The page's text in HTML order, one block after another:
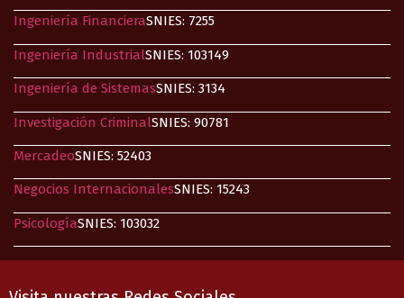
Ingeniería FinancieraSNIES: 7255
Ingeniería Industrial​SNIES: 103149
Ingeniería de SistemasSNIES: 3134
Investigación CriminalSNIES: 90781
MercadeoSNIES: 52403
Negocios InternacionalesSNIES: 15243
PsicologíaSNIES: 103032